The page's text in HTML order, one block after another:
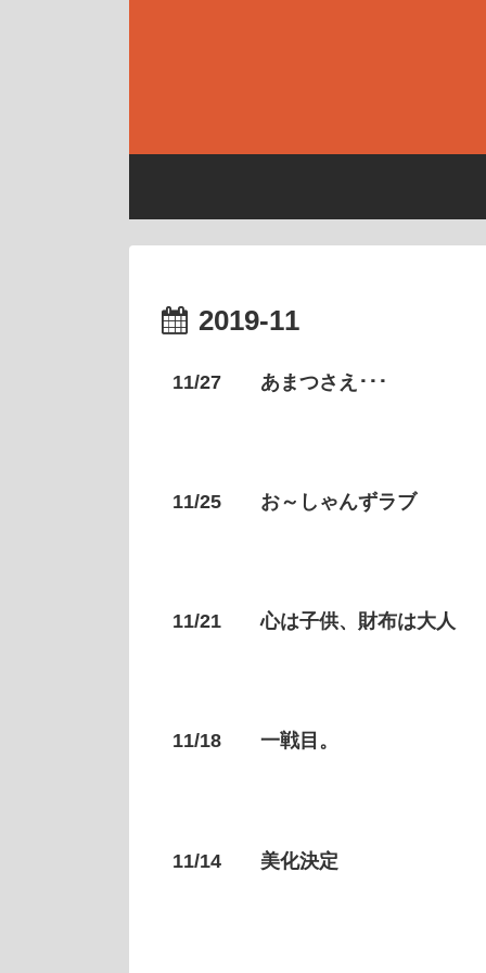
2019-11
11/27 あまつさえ･･･
11/25 お～しゃんずラブ
11/21 心は子供、財布は大人
11/18 一戦目。
11/14 美化決定